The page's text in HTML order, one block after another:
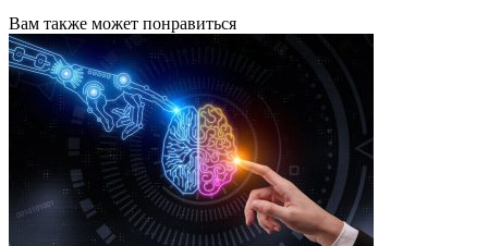
Вам также может понравиться